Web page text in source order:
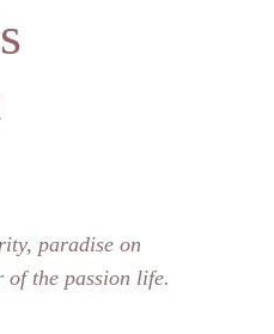
paradise on
of the passion life.